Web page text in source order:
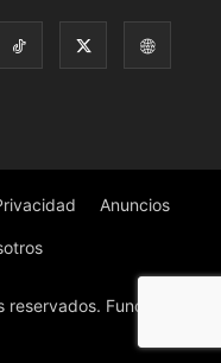
Anuncios
Fundado en